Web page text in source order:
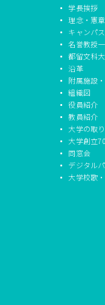
学長挨拶
理念・憲章
キャンパ
名誉教授
都留文科
沿革
附属施設
組織図
役員紹介
教員紹介
大学の取
大学創立
同窓会
デジタル
大学校歌